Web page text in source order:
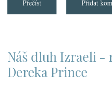
Přečíst
tipů,
lépe
Přidat
Náš dluh Izraeli -
Dereka Prince